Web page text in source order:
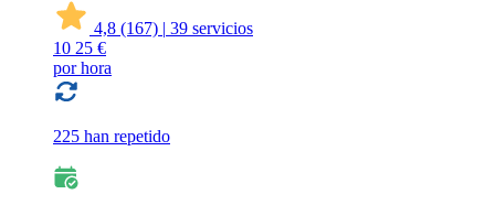
4,8 (167) | 39 servicios
10 25 €
por hora
225 han repetido